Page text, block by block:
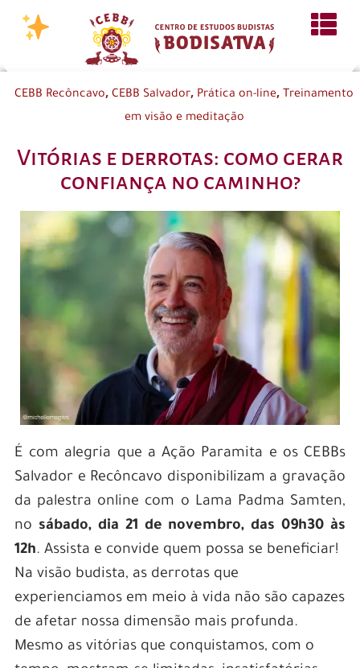
CEBB Recôncavo, CEBB Salvador, Prática on-line, Treinamento
em visão e meditação
Vitórias e derrotas: como gerar
confiança no caminho?
É com alegria que a Ação Paramita e os CEBBs
Salvador e Recôncavo disponibilizam a gravação
da palestra online com o Lama Padma Samten,
no sábado, dia 21 de novembro, das 09h30 às
12h. Assista e convide quem possa se beneficiar!
Na visão budista, as derrotas que
experienciamos em meio à vida não são capazes
de afetar nossa dimensão mais profunda.
Mesmo as vitórias que conquistamos, com o